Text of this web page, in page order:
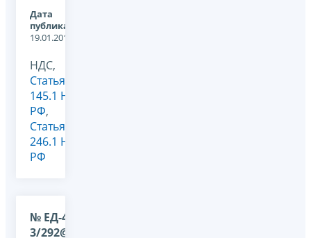
Дата
публикации:
19.01.2012
НДС,
Статья
145.1 НК
РФ,
Статья
246.1 НК
РФ
№ ЕД-4-
3/292@ от